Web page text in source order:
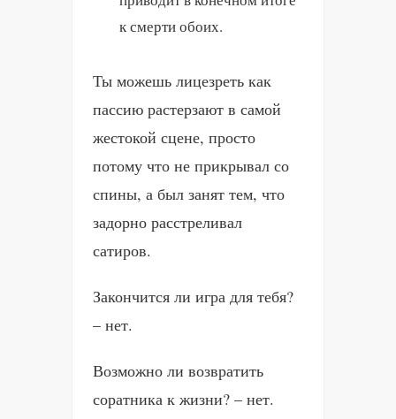
к смерти обоих.
Ты можешь лицезреть как
пассию растерзают в самой
жестокой сцене, просто
потому что не прикрывал со
спины, а был занят тем, что
задорно расстреливал
сатиров.
Закончится ли игра для тебя?
– нет.
Возможно ли возвратить
соратника к жизни? – нет.